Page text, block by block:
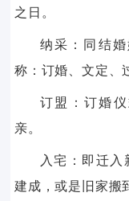
之日。
纳采：同结
称：订婚、文定、
订盟：订婚
亲。
入宅：即迁入
建成，或是旧家搬